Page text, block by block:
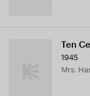
Ten
1945
Mrs.